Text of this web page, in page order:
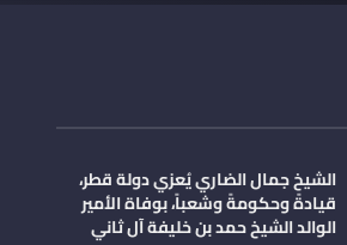
الشيخ جمال الضاري يُعزي دولة قطر،
قيادةً وحكومةً وشعباً، بوفاة الأمير
الوالد الشيخ حمد بن خليفة آل ثاني